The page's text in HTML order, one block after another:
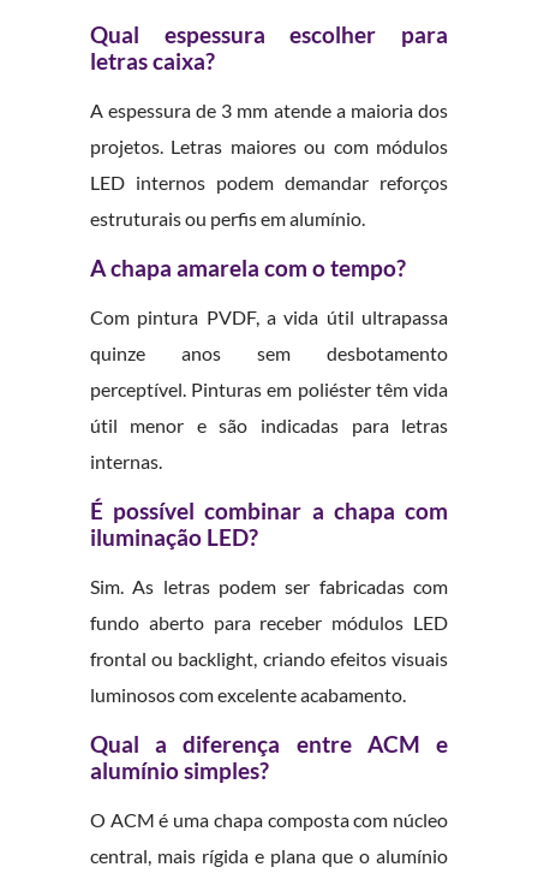
Qual espessura escolher para
letras caixa?
A espessura de 3 mm atende a maioria dos
projetos. Letras maiores ou com módulos
LED internos podem demandar reforços
estruturais ou perfis em alumínio.
A chapa amarela com o tempo?
Com pintura PVDF, a vida útil ultrapassa
quinze anos sem desbotamento
perceptível. Pinturas em poliéster têm vida
útil menor e são indicadas para letras
internas.
É possível combinar a chapa com
iluminação LED?
Sim. As letras podem ser fabricadas com
fundo aberto para receber módulos LED
frontal ou backlight, criando efeitos visuais
luminosos com excelente acabamento.
Qual a diferença entre ACM e
alumínio simples?
O ACM é uma chapa composta com núcleo
central, mais rígida e plana que o alumínio